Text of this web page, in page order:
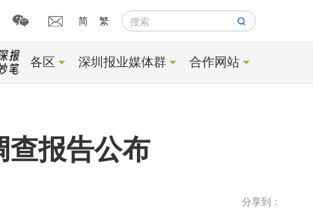
简 繁 搜索
各区 深圳报业媒体群 合作网站
查报告公布
分享到：